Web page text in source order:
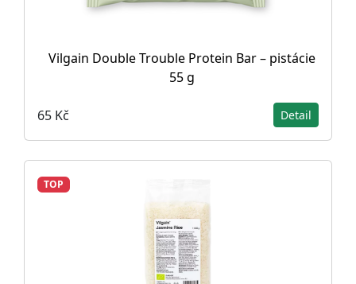
Vilgain Double Trouble Protein Bar – pistácie
55 g
65 Kč Detail
TOP